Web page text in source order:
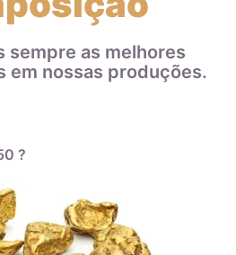
sempre as melhores
em nossas produções.
?